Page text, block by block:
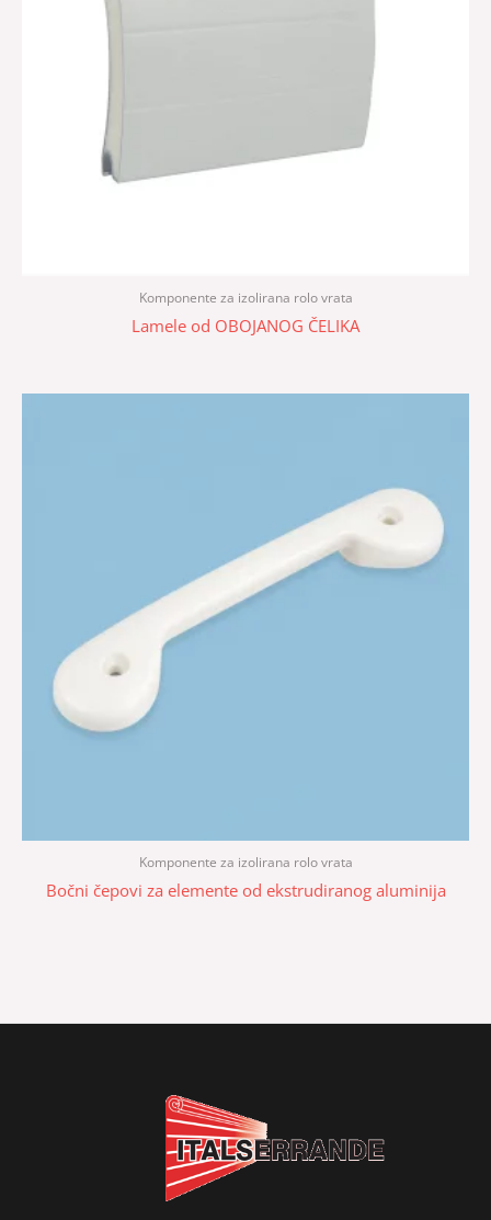
Komponente za izolirana rolo vrata
Lamele od OBOJANOG ČELIKA
Komponente za izolirana rolo vrata
Bočni čepovi za elemente od ekstrudiranog aluminija